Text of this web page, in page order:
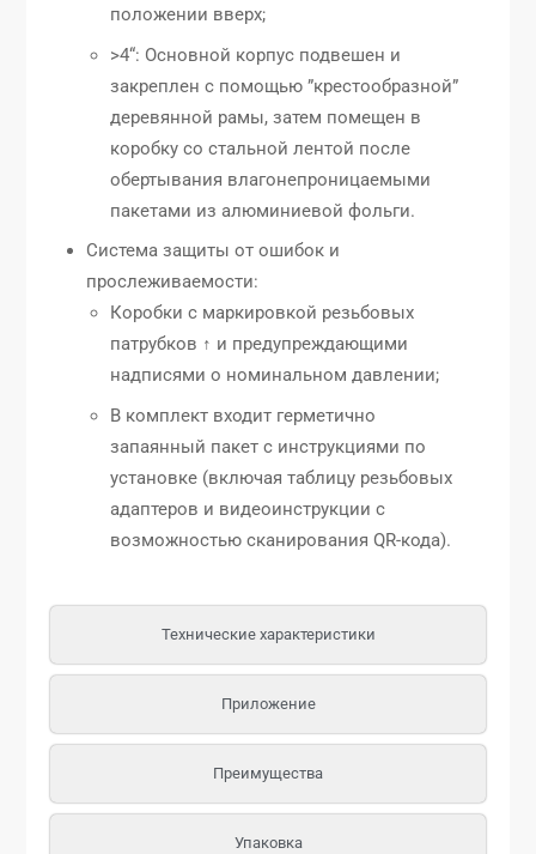
Технические характеристики
Приложение
Преимущества
Упаковка
положении вверх;
>4“: Основной корпус подвешен и
закреплен с помощью ”крестообразной”
деревянной рамы, затем помещен в
коробку со стальной лентой после
обертывания влагонепроницаемыми
пакетами из алюминиевой фольги.
Система защиты от ошибок и
прослеживаемости:
Коробки с маркировкой резьбовых
патрубков ↑ и предупреждающими
надписями о номинальном давлении;
В комплект входит герметично
запаянный пакет с инструкциями по
установке (включая таблицу резьбовых
адаптеров и видеоинструкции с
возможностью сканирования QR-кода).